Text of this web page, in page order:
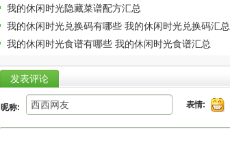
我的休闲时光隐藏菜谱配方汇总
我的休闲时光兑换码有哪些 我的休闲时光兑换码汇总
我的休闲时光食谱有哪些 我的休闲时光食谱汇总
发表评论
昵称: 表情: